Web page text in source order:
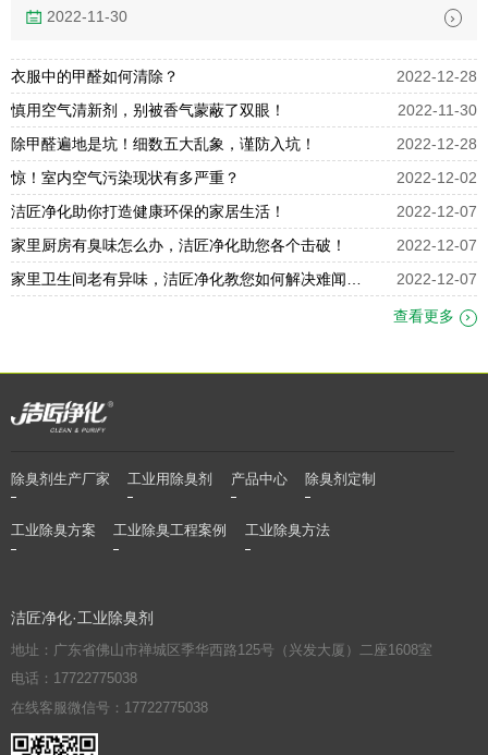
2022-11-30
衣服中的甲醛如何清除？
2022-12-28
慎用空气清新剂，别被香气蒙蔽了双眼！
2022-11-30
除甲醛遍地是坑！细数五大乱象，谨防入坑！
2022-12-28
惊！室内空气污染现状有多严重？
2022-12-02
洁匠净化助你打造健康环保的家居生活！
2022-12-07
家里厨房有臭味怎么办，洁匠净化助您各个击破！
2022-12-07
2022-12-07
查看更多
除臭剂生产厂家 工业用除臭剂 产品中心 除臭剂定制
工业除臭方案 工业除臭工程案例 工业除臭方法
洁匠净化·工业除臭剂
地址：广东省佛山市禅城区季华西路125号（兴发大厦）二座1608室
电话：17722775038
在线客服微信号：17722775038